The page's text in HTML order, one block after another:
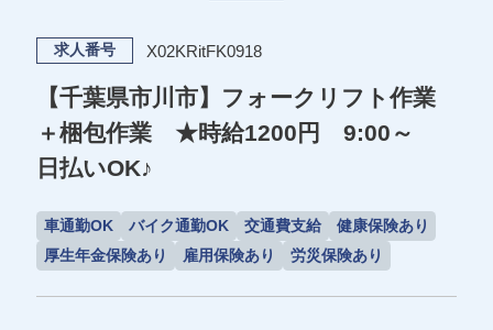
求人番号 X02KRitFK0918
【千葉県市川市】フォークリフト作業
＋梱包作業 ★時給1200円 9:00～
日払いOK♪
車通勤OK バイク通勤OK 交通費支給
健康保険あり
厚生年金保険あり
雇用保険あり 労災保険あり